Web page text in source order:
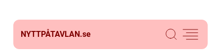
NYTTPÅTAVLAN.se